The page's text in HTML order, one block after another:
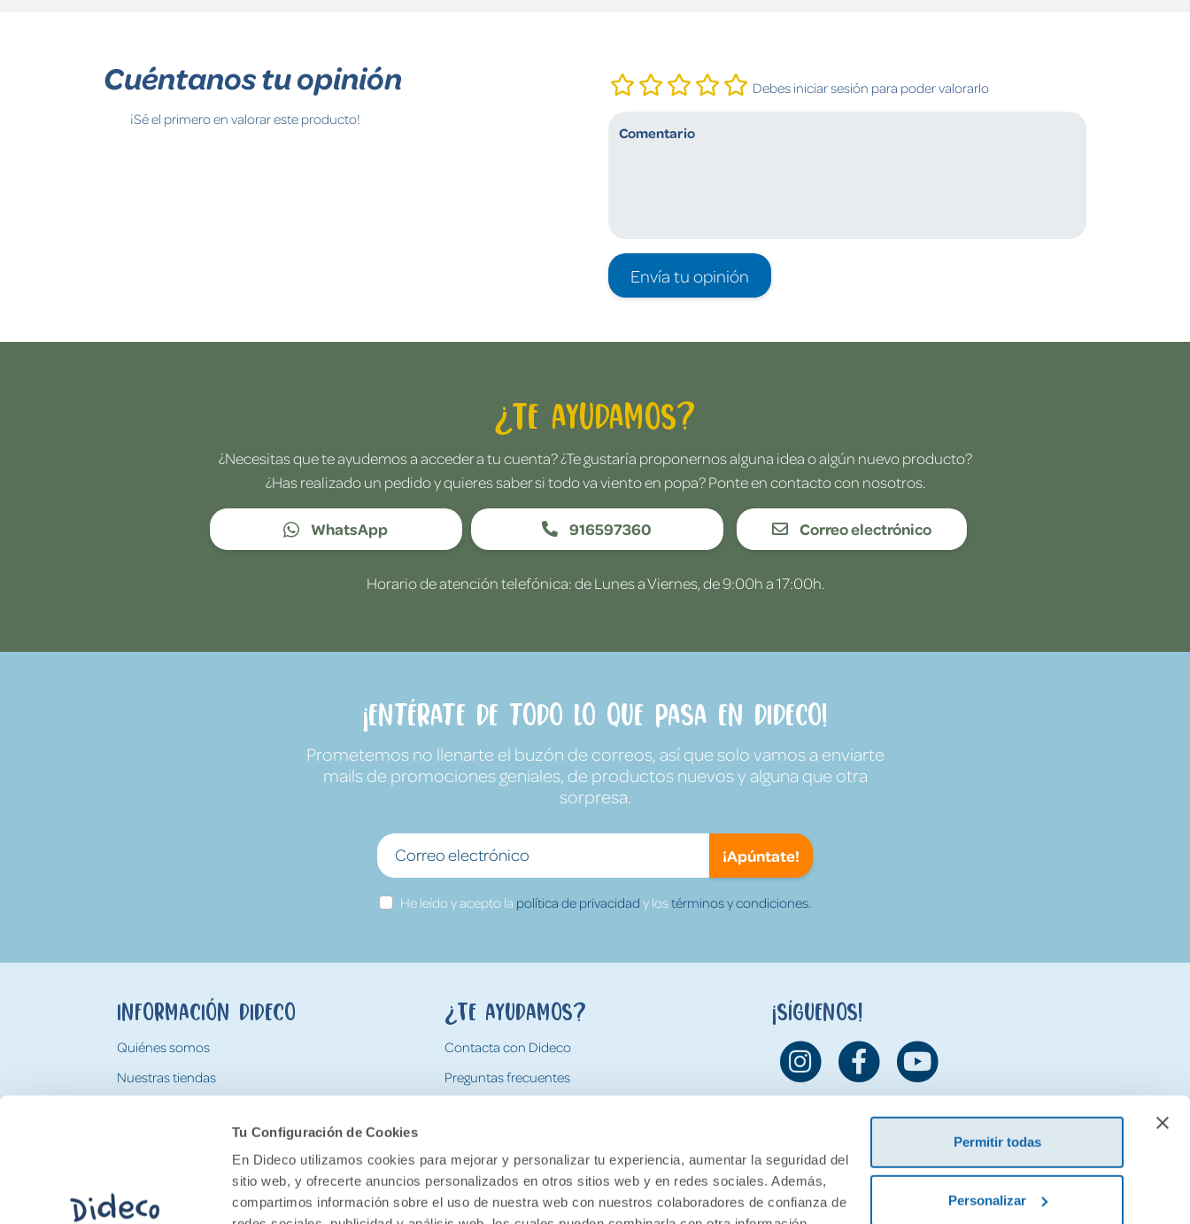
Tu Configuración de Cookies
En Dideco utilizamos cookies para mejorar y personalizar tu experiencia, aumentar la seguridad del
sitio web, y ofrecerte anuncios personalizados en otros sitios web y en redes sociales. Además,
compartimos información sobre el uso de nuestra web con nuestros colaboradores de confianza de
Permitir todas
Personalizar
Cuéntanos tu opinión
¡Sé el primero en valorar este producto!
Debes iniciar sesión para poder valorarlo
Envía tu opinión
¿Te ayudamos?
¿Necesitas que te ayudemos a acceder a tu cuenta? ¿Te gustaría proponernos alguna idea o algún nuevo producto?
¿Has realizado un pedido y quieres saber si todo va viento en popa? Ponte en contacto con nosotros.
WhatsApp 916597360 Correo electrónico
Horario de atención telefónica: de Lunes a Viernes, de 9:00h a 17:00h.
¡Entérate de todo lo que pasa en Dideco!
Prometemos no llenarte el buzón de correos, así que solo vamos a enviarte
mails de promociones geniales, de productos nuevos y alguna que otra
sorpresa.
¡Apúntate!
He leído y acepto la política de privacidad y lostérminos y condiciones.
Información Dideco
Quiénes somos
Nuestras tiendas
Tarjeta Regalo Dideco
¿Te ayudamos?
Contacta con Dideco
Preguntas frecuentes
Devoluciones
¡Síguenos!